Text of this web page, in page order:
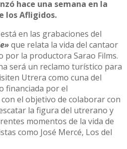
hace una semana en la
los Afligidos.
en las grabaciones del
que relata la vida del cantaor
por la productora Sarao Films.
será un reclamo turístico para
Utrera como cuna del
financiada por el
el objetivo de colaborar con
la figura del utrerano y
momentos de la vida de
como José Mercé, Los del